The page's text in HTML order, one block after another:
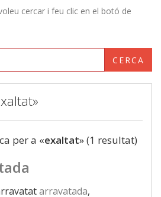
cercar i feu clic en el botó de
CERCA
per a «exaltat» (1 resultat)
arravatada,